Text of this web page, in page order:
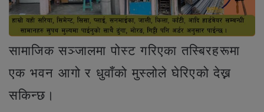
सामाजिक सञ्जालमा पोस्ट गरिएका तस्बिरहरूमा
एक भवन आगो र धुवाँको मुस्लोले घेरिएको देख्न
सकिन्छ।